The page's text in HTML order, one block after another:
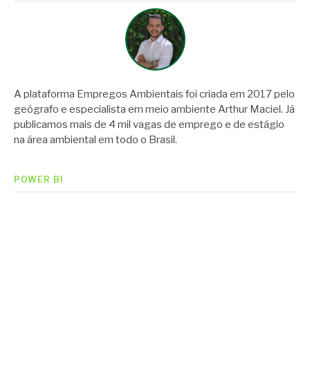
A plataforma Empregos Ambientais foi criada em 2017 pelo
geógrafo e especialista em meio ambiente Arthur Maciel. Já
publicamos mais de 4 mil vagas de emprego e de estágio
na área ambiental em todo o Brasil.
POWER BI